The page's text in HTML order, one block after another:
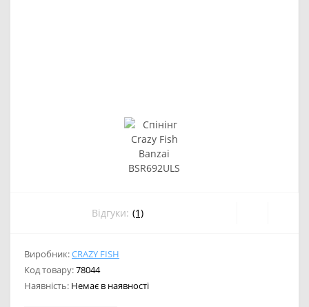
Відгуки: (1)
Виробник:CRAZY FISH
Код товару:78044
Наявність: Немає в наявності